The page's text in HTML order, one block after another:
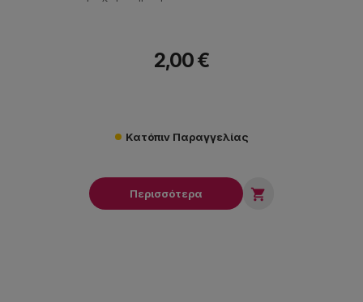
2,00 €
Κατόπιν Παραγγελίας
Περισσότερα 